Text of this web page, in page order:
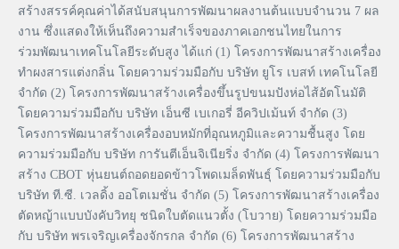
สร้างสรรค์คุณค่าได้สนับสนุนการพัฒนาผลงานต้นแบบจำนวน 7 ผล
งาน ซึ่งแสดงให้เห็นถึงความสำเร็จของภาคเอกชนไทยในการ
ร่วมพัฒนาเทคโนโลยีระดับสูง ได้แก่ (1) โครงการพัฒนาสร้างเครื่อง
ทำผงสารแต่งกลิ่น โดยความร่วมมือกับ บริษัท ยูโร เบสท์ เทคโนโลยี
จำกัด (2) โครงการพัฒนาสร้างเครื่องขึ้นรูปขนมปังห่อไส้อัตโนมัติ
โดยความร่วมมือกับ บริษัท เอ็นซี เบเกอรี่ อีควิปเม้นท์ จำกัด (3)
โครงการพัฒนาสร้างเครื่องอบหมักที่อุณหภูมิและความชื้นสูง โดย
ความร่วมมือกับ บริษัท การันตีเอ็นจิเนียริ่ง จำกัด (4) โครงการพัฒนา
สร้าง CBOT หุ่นยนต์ถอดยอดข้าวโพดเมล็ดพันธุ์ โดยความร่วมมือกับ
บริษัท ที.ซี. เวลดิ้ง ออโตเมชั่น จำกัด (5) โครงการพัฒนาสร้างเครื่อง
ตัดหญ้าแบบบังคับวิทยุ ชนิดใบตัดแนวตั้ง (โบวาย) โดยความร่วมมือ
กับ บริษัท พรเจริญเครื่องจักรกล จำกัด (6) โครงการพัฒนาสร้าง